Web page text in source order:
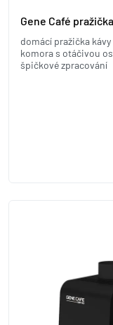
Gene Café
domácí pražička kávy
komora s otáčivou
špičkové zpracování